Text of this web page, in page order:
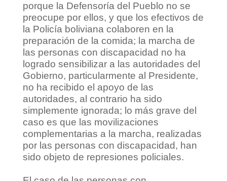
porque la Defensoría del Pueblo no se
preocupe por ellos, y que los efectivos de
la Policía boliviana colaboren en la
preparación de la comida; la marcha de
las personas con discapacidad no ha
logrado sensibilizar a las autoridades del
Gobierno, particularmente al Presidente,
no ha recibido el apoyo de las
autoridades, al contrario ha sido
simplemente ignorada; lo más grave del
caso es que las movilizaciones
complementarias a la marcha, realizadas
por las personas con discapacidad, han
sido objeto de represiones policiales.